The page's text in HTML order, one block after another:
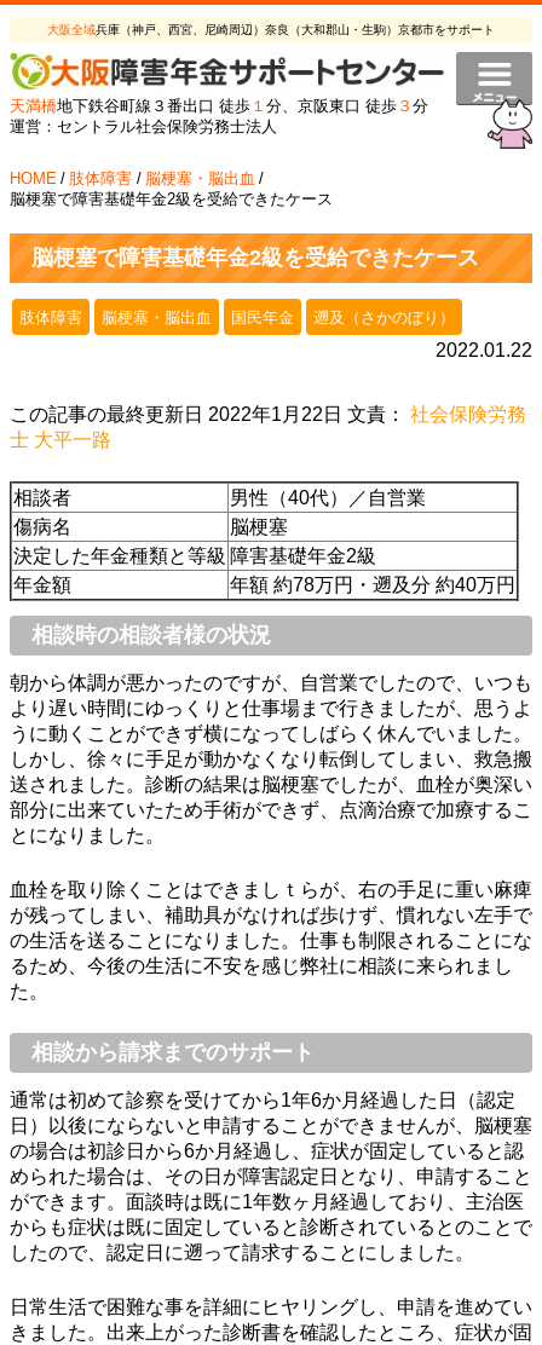
大阪全域兵庫（神戸、西宮、尼崎周辺）奈良（大和郡山・生駒）京都市をサポート
天満橋地下鉄谷町線３番出口 徒歩 １ 分、京阪東口 徒歩 ３ 分
運営：セントラル社会保険労務士法人
HOME / 肢体障害 / 脳梗塞・脳出血 /
脳梗塞で障害基礎年金2級を受給できたケース
脳梗塞で障害基礎年金2級を受給できたケース
肢体障害 脳梗塞・脳出血 国民年金 遡及（さかのぼり）
2022.01.22
この記事の最終更新日 2022年1月22日 文責： 社会保険労務
士 大平一路
相談者
男性（40代）／自営業
傷病名
脳梗塞
決定した年金種類と等級 障害基礎年金2級
年金額
年額 約78万円・遡及分 約40万円
相談時の相談者様の状況
朝から体調が悪かったのですが、自営業でしたので、いつも
より遅い時間にゆっくりと仕事場まで行きましたが、思うよ
うに動くことができず横になってしばらく休んでいました。
しかし、徐々に手足が動かなくなり転倒してしまい、救急搬
送されました。診断の結果は脳梗塞でしたが、血栓が奥深い
部分に出来ていたため手術ができず、点滴治療で加療するこ
とになりました。
血栓を取り除くことはできましｔらが、右の手足に重い麻痺
が残ってしまい、補助具がなければ歩けず、慣れない左手で
の生活を送ることになりました。仕事も制限されることにな
るため、今後の生活に不安を感じ弊社に相談に来られまし
た。
相談から請求までのサポート
通常は初めて診察を受けてから1年6か月経過した日（認定
日）以後にならないと申請することができませんが、脳梗塞
の場合は初診日から6か月経過し、症状が固定していると認
められた場合は、その日が障害認定日となり、申請すること
ができます。面談時は既に1年数ヶ月経過しており、主治医
からも症状は既に固定していると診断されているとのことで
したので、認定日に遡って請求することにしました。
日常生活で困難な事を詳細にヒヤリングし、申請を進めてい
きました。出来上がった診断書を確認したところ、症状が固